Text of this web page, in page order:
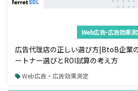
Web広告・広告効果
広告代理店の正しい選び方|BtoB企業
ートナー選びとROI試算の考え方
Web広告・広告効果測定